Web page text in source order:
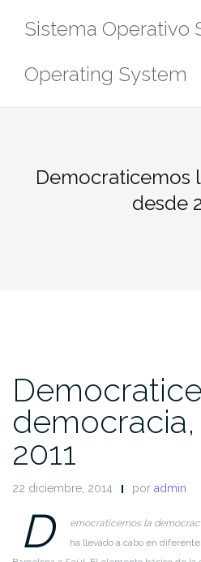
Sistema Operativo
Operating System
Democraticemos
desde
2011
22 diciembre, 2014 por admin
D emocraticemos la
ha llevado a cabo en